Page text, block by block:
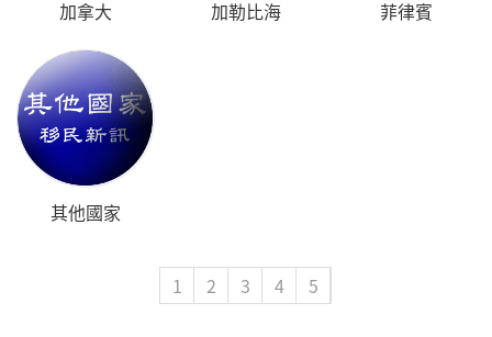
加拿大 加勒比海 菲律賓
其他國家
1 2 3 4 5